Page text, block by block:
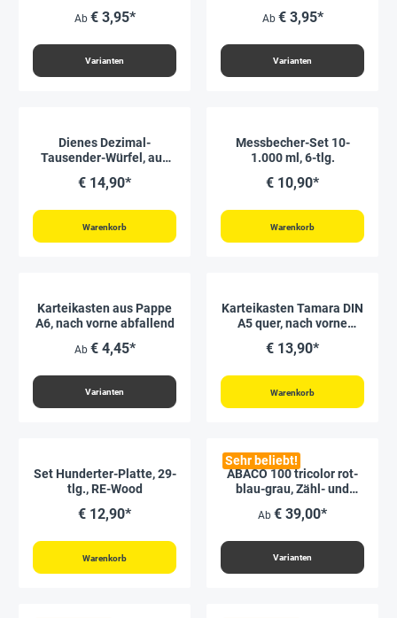
Ab € 3,95*
Varianten
Ab € 3,95*
Varianten
Dienes Dezimal-
Tausender-Würfel, aus
€ 14,90*
Warenkorb
Messbecher-Set 10-
1.000 ml, 6-tlg.
€ 10,90*
Warenkorb
Karteikasten aus Pappe
A6, nach vorne abfallend
Ab € 4,45*
Varianten
Karteikasten Tamara DIN
A5 quer, nach vorne
€ 13,90*
Warenkorb
Set Hunderter-Platte, 29-
tlg., RE-Wood
€ 12,90*
Warenkorb
Sehr beliebt!
ABACO 100 tricolor rot-
blau-grau, Zähl- und
Ab € 39,00*
Varianten